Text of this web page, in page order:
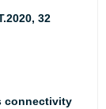
32
connectivity